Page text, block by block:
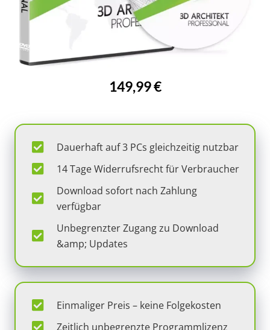
149,99 €
Dauerhaft auf 3 PCs gleichzeitig nutzbar
14 Tage Widerrufsrecht für Verbraucher
Download sofort nach Zahlung
verfügbar
Unbegrenzter Zugang zu Download
&amp; Updates
Einmaliger Preis – keine Folgekosten
Zeitlich unbegrenzte Programmlizenz